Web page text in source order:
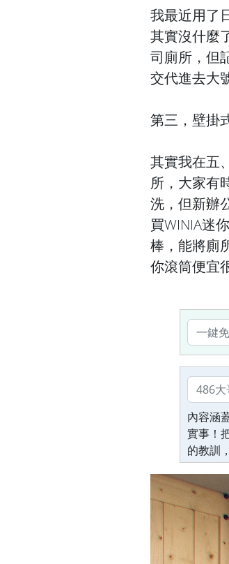
我最近用了
其實沒什麼
司廁所，但
交代進去大
第三，壁掛
其實我在五
所，大家有
洗，但新辦
買WINIA迷
棒，能將廁
你滾筒便宜
內容涵
實事！
的教訓